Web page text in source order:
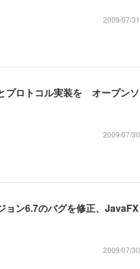
2009/07/31
プロトコル実装を オープンソ
2009/07/30
ン6.7のバグを修正、JavaFX
2009/07/30